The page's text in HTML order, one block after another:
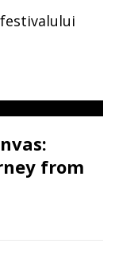
from